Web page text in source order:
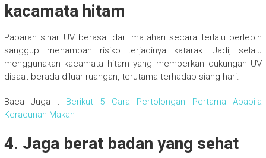
kacamata hitam
Paparan sinar UV berasal dari matahari secara terlalu berlebih
sanggup menambah risiko terjadinya katarak. Jadi, selalu
menggunakan kacamata hitam yang memberkan dukungan UV
disaat berada diluar ruangan, terutama terhadap siang hari.
Baca Juga : Berikut 5 Cara Pertolongan Pertama Apabila
Keracunan Makan
4. Jaga berat badan yang sehat